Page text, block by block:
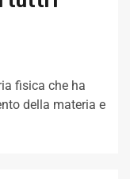
fisica che ha
della materia e